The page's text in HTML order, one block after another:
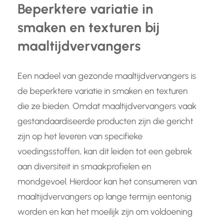
Beperktere variatie in
smaken en texturen bij
maaltijdvervangers
Een nadeel van gezonde maaltijdvervangers is
de beperktere variatie in smaken en texturen
die ze bieden. Omdat maaltijdvervangers vaak
gestandaardiseerde producten zijn die gericht
zijn op het leveren van specifieke
voedingsstoffen, kan dit leiden tot een gebrek
aan diversiteit in smaakprofielen en
mondgevoel. Hierdoor kan het consumeren van
maaltijdvervangers op lange termijn eentonig
worden en kan het moeilijk zijn om voldoening